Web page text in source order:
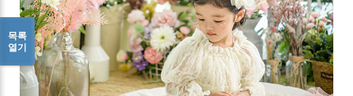
목록
열기